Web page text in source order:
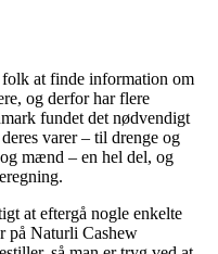
at finde information om
og derfor har flere
fundet det nødvendigt
varer – til drenge og
mænd – en hel del, og
at eftergå nogle enkelte
på Naturli Cashew